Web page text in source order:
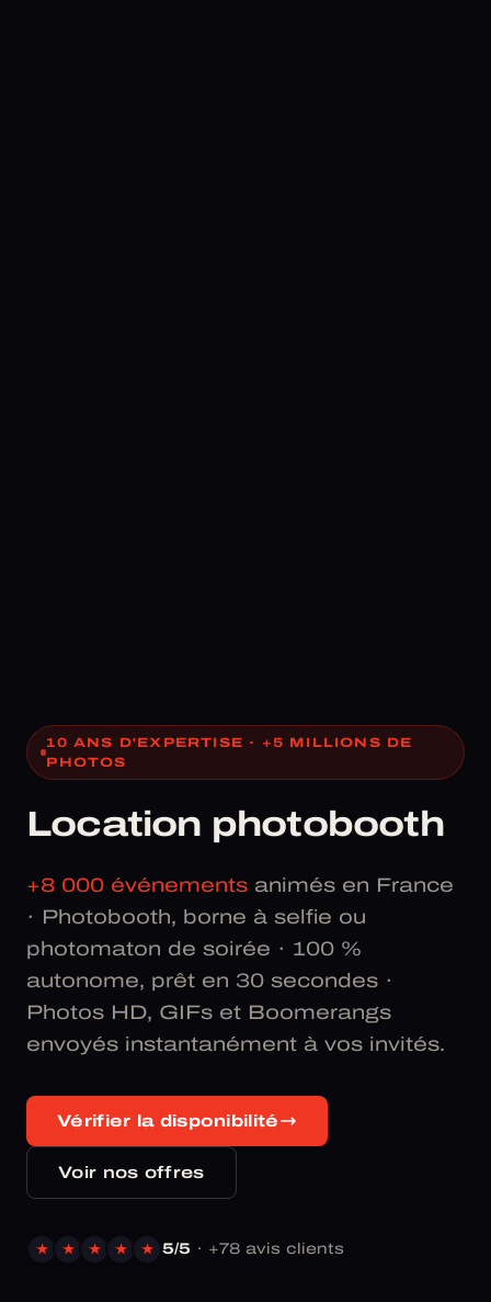
10 ANS D'EXPERTISE · +5 MILLIONS DE
PHOTOS
Location photobooth
+8 000 événements animés en France
· Photobooth, borne à selfie ou
photomaton de soirée · 100 %
autonome, prêt en 30 secondes ·
Photos HD, GIFs et Boomerangs
envoyés instantanément à vos invités.
Vérifier la disponibilité
Voir nos offres
★ ★ ★ ★ ★ 5/5 · +78 avis clients